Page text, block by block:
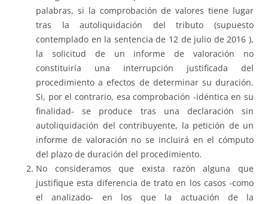
palabras, si la comprobación de valores tiene lugar
tras la autoliquidación del tributo (supuesto
contemplado en la sentencia de 12 de julio de 2016 ),
la solicitud de un informe de valoración no
constituiría una interrupción justificada del
procedimiento a efectos de determinar su duración.
Si, por el contrario, esa comprobación -idéntica en su
finalidad- se produce tras una declaración sin
autoliquidación del contribuyente, la petición de un
informe de valoración no se incluirá en el cómputo
del plazo de duración del procedimiento.
No consideramos que exista razón alguna que
justifique esta diferencia de trato en los casos -como
el analizado- en los que la actuación de la